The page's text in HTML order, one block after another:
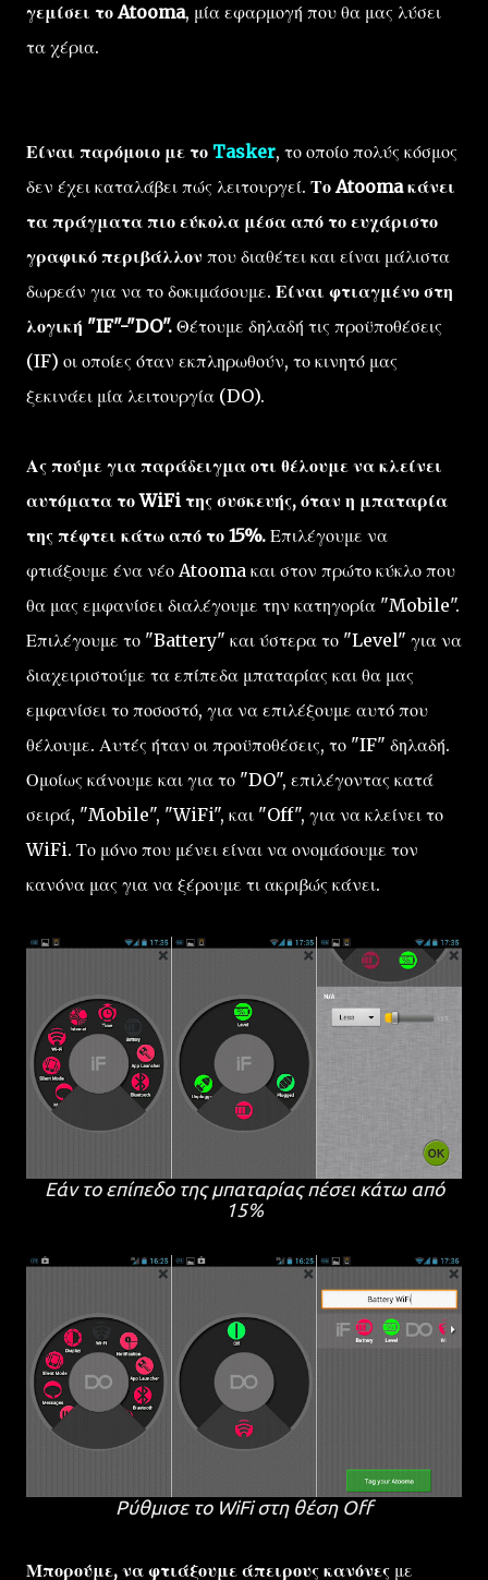
γεμίσει το Atooma, μία εφαρμογή που θα μας λύσει
τα χέρια.
Είναι παρόμοιο με το Tasker, το οποίο πολύς κόσμος
δεν έχει καταλάβει πώς λειτουργεί. Το Atooma κάνει
τα πράγματα πιο εύκολα μέσα από το ευχάριστο
γραφικό περιβάλλον που διαθέτει και είναι μάλιστα
δωρεάν για να το δοκιμάσουμε. Είναι φτιαγμένο στη
λογική "IF"-"DO". Θέτουμε δηλαδή τις προϋποθέσεις
(IF) οι οποίες όταν εκπληρωθούν, το κινητό μας
ξεκινάει μία λειτουργία (DO).
Ας πούμε για παράδειγμα οτι θέλουμε να κλείνει
αυτόματα το WiFi της συσκευής, όταν η μπαταρία
της πέφτει κάτω από το 15%. Επιλέγουμε να
φτιάξουμε ένα νέο Atooma και στον πρώτο κύκλο που
θα μας εμφανίσει διαλέγουμε την κατηγορία "Mobile".
Επιλέγουμε το "Battery" και ύστερα το "Level" για να
διαχειριστούμε τα επίπεδα μπαταρίας και θα μας
εμφανίσει το ποσοστό, για να επιλέξουμε αυτό που
θέλουμε. Αυτές ήταν οι προϋποθέσεις, το "IF" δηλαδή.
Ομοίως κάνουμε και για το "DO", επιλέγοντας κατά
σειρά, "Mobile", "WiFi", και "Off", για να κλείνει το
WiFi. Το μόνο που μένει είναι να ονομάσουμε τον
κανόνα μας για να ξέρουμε τι ακριβώς κάνει.
Εάν το επίπεδο της μπαταρίας πέσει κάτω από
15%
Ρύθμισε το WiFi στη θέση Off
Μπορούμε, να φτιάξουμε άπειρους κανόνες με